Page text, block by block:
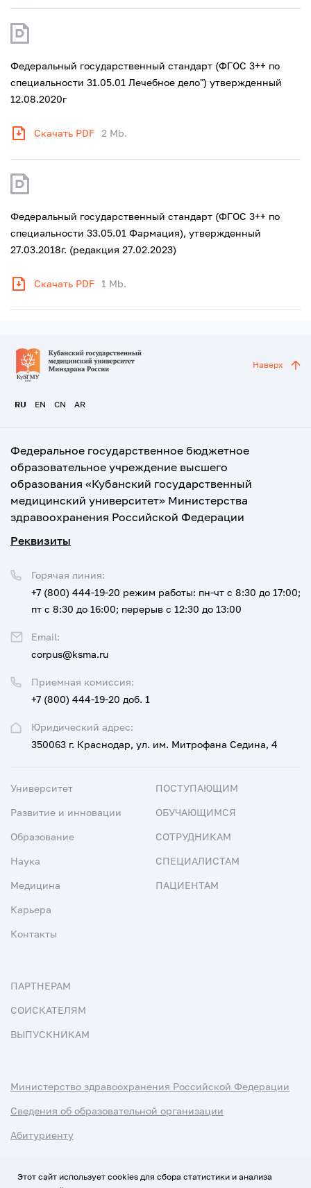
Федеральный государственный стандарт (ФГОС 3++ по
специальности 31.05.01 Лечебное дело") утвержденный
12.08.2020г
Скачать PDF 2 Mb.
Федеральный государственный стандарт (ФГОС 3++ по
специальности 33.05.01 Фармация), утвержденный
27.03.2018г. (редакция 27.02.2023)
Скачать PDF 1 Mb.
RU EN CN AR
Наверх
Федеральное государственное бюджетное
образовательное учреждение высшего
образования «Кубанский государственный
медицинский университет» Министерства
здравоохранения Российской Федерации
Реквизиты
Юридический адрес:
350063 г. Краснодар, ул. им. Митрофана Седина, 4
Приемная комиссия:
+7 (800) 444-19-20 доб. 1
Горячая линия:
+7 (800) 444-19-20 режим работы: пн-чт с 8:30 до 17:00;
пт с 8:30 до 16:00; перерыв с 12:30 до 13:00
Email:
corpus@ksma.ru
Университет
Развитие и инновации
Образование
Наука
Медицина
Карьера
Контакты
ПОСТУПАЮЩИМ
ОБУЧАЮЩИМСЯ
СОТРУДНИКАМ
СПЕЦИАЛИСТАМ
ПАЦИЕНТАМ
ПАРТНЕРАМ
СОИСКАТЕЛЯМ
ВЫПУСКНИКАМ
Министерство здравоохранения Российской Федерации
Сведения об образовательной организации
Абитуриенту
Этот сайт использует cookies для сбора статистики и анализа